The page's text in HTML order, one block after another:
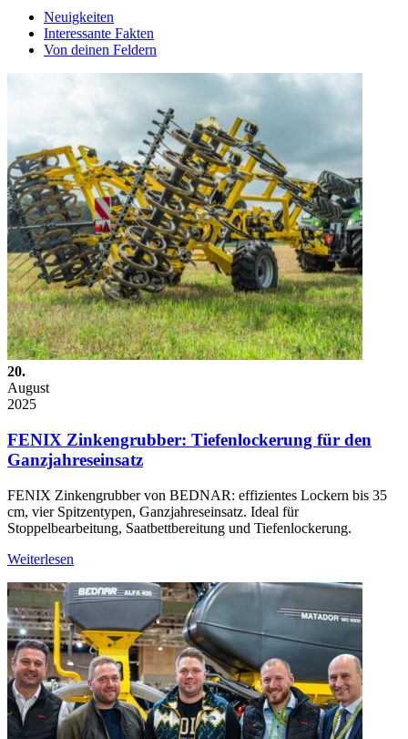
Neuigkeiten
Interessante Fakten
Von deinen Feldern
20.
August
2025
FENIX Zinkengrubber: Tiefenlockerung für den
Ganzjahreseinsatz
FENIX Zinkengrubber von BEDNAR: effizientes Lockern bis 35
cm, vier Spitzentypen, Ganzjahreseinsatz. Ideal für
Stoppelbearbeitung, Saatbettbereitung und Tiefenlockerung.
Weiterlesen